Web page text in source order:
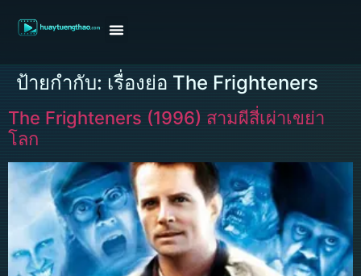
ป้ายกำกับ: เรื่องย่อ The Frighteners
The Frighteners (1996) สามผีสี่เผ่าเขย่า
โลก